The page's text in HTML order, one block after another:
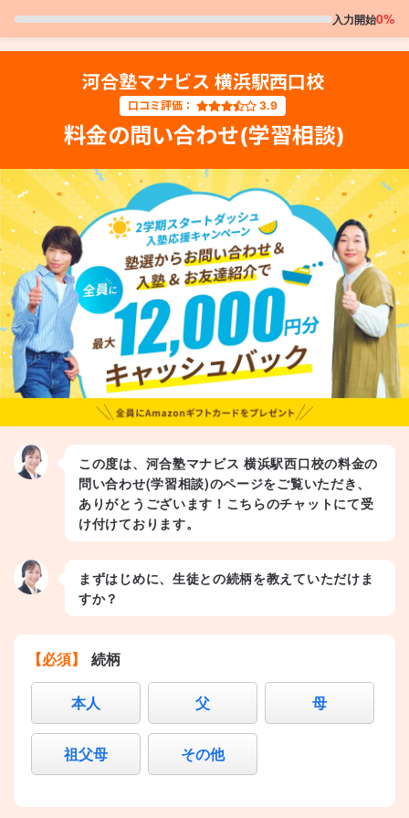
入力開始0%
河合塾マナビス 横浜駅西口校
口コミ評価： 3.9
料金の問い合わせ(学習相談)
この度は、河合塾マナビス 横浜駅西口校の料金の
問い合わせ(学習相談)のページをご覧いただき、
ありがとうございます！こちらのチャットにて受
け付けております。
まずはじめに、生徒との続柄を教えていただけま
すか？
【必須】 続柄
本人 父 母
祖父母 その他